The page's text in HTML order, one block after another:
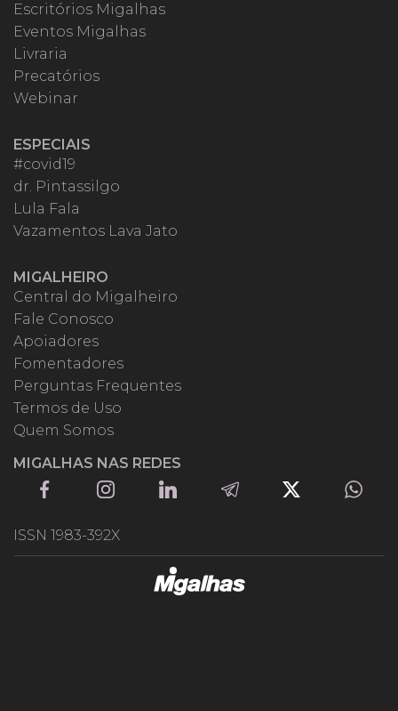
Escritórios Migalhas
Eventos Migalhas
Livraria
Precatórios
Webinar
ESPECIAIS
#covid19
dr. Pintassilgo
Lula Fala
Vazamentos Lava Jato
MIGALHEIRO
Central do Migalheiro
Fale Conosco
Apoiadores
Fomentadores
Perguntas Frequentes
Termos de Uso
Quem Somos
MIGALHAS NAS REDES
ISSN 1983-392X